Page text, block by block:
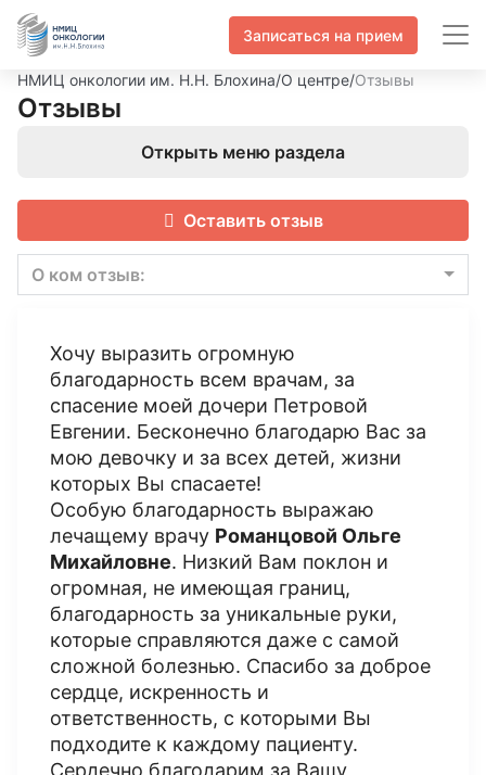
Записаться на прием
НМИЦ онкологии им. Н.Н. Блохина/О центре/Отзывы
Отзывы
Открыть меню раздела
Оставить отзыв
О ком отзыв:
Хочу выразить огромную
благодарность всем врачам, за
спасение моей дочери Петровой
Евгении. Бесконечно благодарю Вас за
мою девочку и за всех детей, жизни
которых Вы спасаете!
Особую благодарность выражаю
лечащему врачу Романцовой Ольге
Михайловне. Низкий Вам поклон и
огромная, не имеющая границ,
благодарность за уникальные руки,
которые справляются даже с самой
сложной болезнью. Спасибо за доброе
сердце, искренность и
ответственность, с которыми Вы
подходите к каждому пациенту.
Сердечно благодарим за Вашу